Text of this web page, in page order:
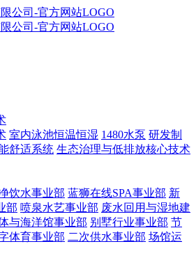
室内泳池恒温恒湿 1480水泵 研发制
舒适系统 生态治理与低排放核心技术
饮水事业部 蓝狮在线SPA事业部 新
部 喷泉水艺事业部 废水回用与湿地建
与海洋馆事业部 别墅行业事业部 节
体育事业部 二次供水事业部 场馆运